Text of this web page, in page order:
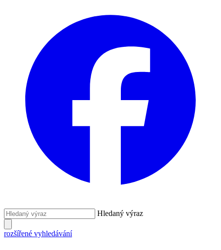
Hledaný výraz
rozšířené vyhledávání